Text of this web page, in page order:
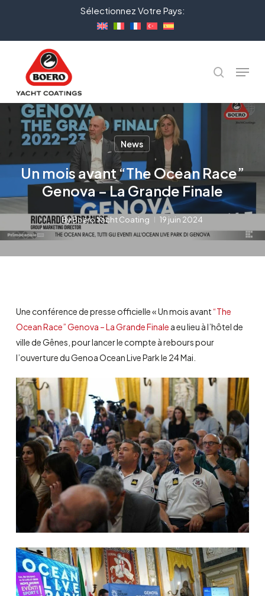
Sélectionnez Votre Pays:
Menu
News
Un mois avant “The Ocean Race”
Genova – La Grande Finale
ByBoero Yacht Coating 19 juin 2024
Une conférence de presse officielle « Un mois avant“The
Ocean Race” Genova – La Grande Finale a eu lieu à l’hôtel de
ville de Gênes, pour lancer le compte à rebours pour
l’ouverture du Genoa Ocean Live Park le 24 Mai.